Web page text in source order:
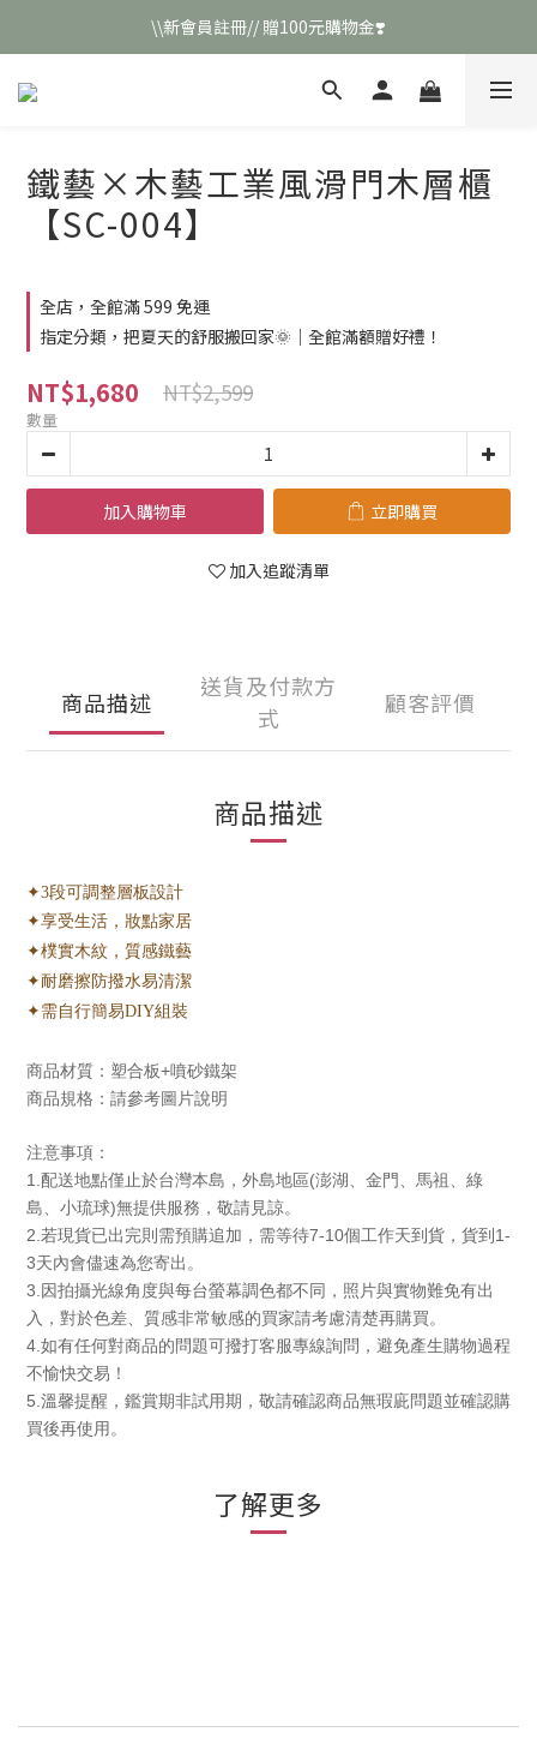
\\新會員註冊// 贈100元購物金❣️
\\新會員註冊// 贈100元購物金❣️
LINE好友招募\\ 回答數字 領取50元折扣碼 //
鐵藝×木藝工業風滑門木層櫃
【SC-004】
全店，全館滿 599 免運
指定分類，把夏天的舒服搬回家🌞｜全館滿額贈好禮！
NT$1,680 NT$2,599
數量
加入購物車 立即購買
加入追蹤清單
商品描述
送貨及付款方
式
顧客評價
商品描述
✦3段可調整層板設計
✦享受生活，妝點家居
✦樸實木紋，質感鐵藝
✦耐磨擦防撥水易清潔
✦需自行簡易DIY組裝
商品材質： 塑合板+噴砂鐵架
商品規格：請參考圖片說明
注意事項：
1. 配送地點僅止於台灣本島，外島地區(澎湖、金門、馬祖、綠
島、小琉球)無提供服務，敬請見諒。
2. 若現貨已出完則需預購追加，需等待7-10個工作天到貨，貨到 1-
3天內會儘速為您寄出。
3. 因拍攝光線角度與每台螢幕調色都不同，照片與實物難免有出
入，對於色差、質感非常敏感的買家請考慮清楚再購買。
4. 如有任何對商品的問題可撥打客服專線詢問，避免產生購物過程
不愉快交易！
5. 溫馨提醒，鑑賞期非試用期，敬請確認商品無瑕庛問題並確認購
買後再使用。
了解更多